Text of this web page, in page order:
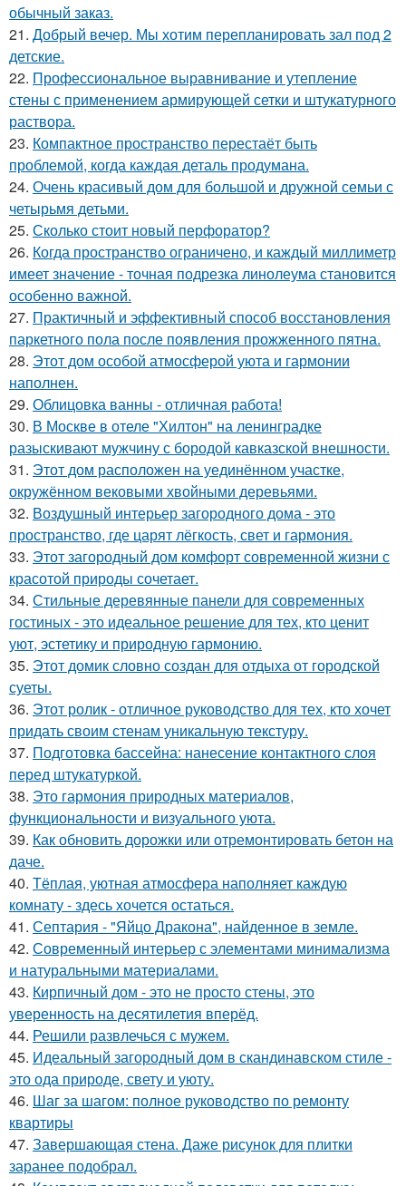
обычный заказ.
21. Добрый вечер. Мы хотим перепланировать зал под 2
детские.
22. Профессиональное выравнивание и утепление
стены с применением армирующей сетки и штукатурного
раствора.
23. Компактное пространство перестаёт быть
проблемой, когда каждая деталь продумана.
24. Очень красивый дом для большой и дружной семьи с
четырьмя детьми.
25. Сколько стоит новый перфоратор?
26. Когда пространство ограничено, и каждый миллиметр
имеет значение - точная подрезка линолеума становится
особенно важной.
27. Практичный и эффективный способ восстановления
паркетного пола после появления прожженного пятна.
28. Этот дом особой атмосферой уюта и гармонии
наполнен.
29. Облицовка ванны - отличная работа!
30. В Москве в отеле "Хилтон" на ленинградке
разыскивают мужчину с бородой кавказской внешности.
31. Этот дом расположен на уединённом участке,
окружённом вековыми хвойными деревьями.
32. Воздушный интерьер загородного дома - это
пространство, где царят лёгкость, свет и гармония.
33. Этот загородный дом комфорт современной жизни с
красотой природы сочетает.
34. Стильные деревянные панели для современных
гостиных - это идеальное решение для тех, кто ценит
уют, эстетику и природную гармонию.
35. Этот домик словно создан для отдыха от городской
суеты.
36. Этот ролик - отличное руководство для тех, кто хочет
придать своим стенам уникальную текстуру.
37. Подготовка бассейна: нанесение контактного слоя
перед штукатуркой.
38. Это гармония природных материалов,
функциональности и визуального уюта.
39. Как обновить дорожки или отремонтировать бетон на
даче.
40. Тёплая, уютная атмосфера наполняет каждую
комнату - здесь хочется остаться.
41. Септария - "Яйцо Дракона", найденное в земле.
42. Современный интерьер с элементами минимализма
и натуральными материалами.
43. Кирпичный дом - это не просто стены, это
уверенность на десятилетия вперёд.
44. Решили развлечься с мужем.
45. Идеальный загородный дом в скандинавском стиле -
это ода природе, свету и уюту.
46. Шаг за шагом: полное руководство по ремонту
квартиры
47. Завершающая стена. Даже рисунок для плитки
заранее подобрал.